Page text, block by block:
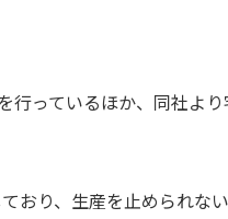
っているほか、同社よ
おり、生産を止められな